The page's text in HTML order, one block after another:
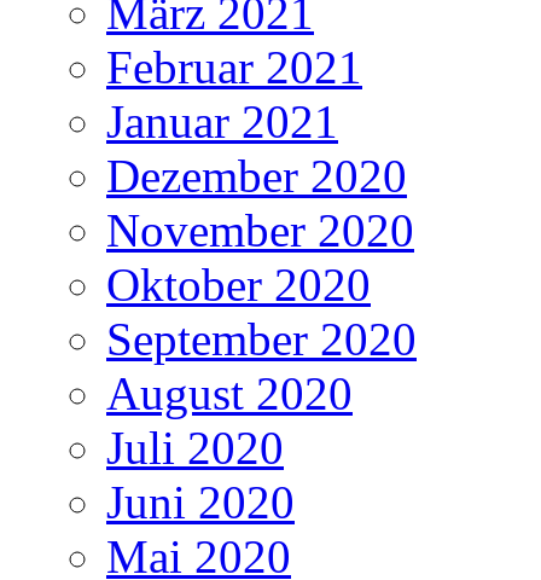
März 2021
Februar 2021
Januar 2021
Dezember 2020
November 2020
Oktober 2020
September 2020
August 2020
Juli 2020
Juni 2020
Mai 2020